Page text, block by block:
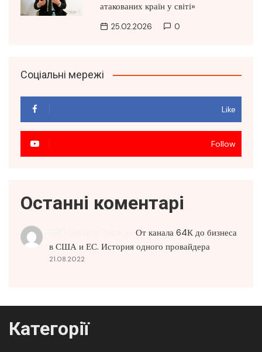
атакованих країн у світі»
25.02.2026 0
Соціальні мережі
Like
Follow
Останні коментарі
От канала 64К до бизнеса
в США и ЕС. История одного провайдера
21.08.2022
Категорії